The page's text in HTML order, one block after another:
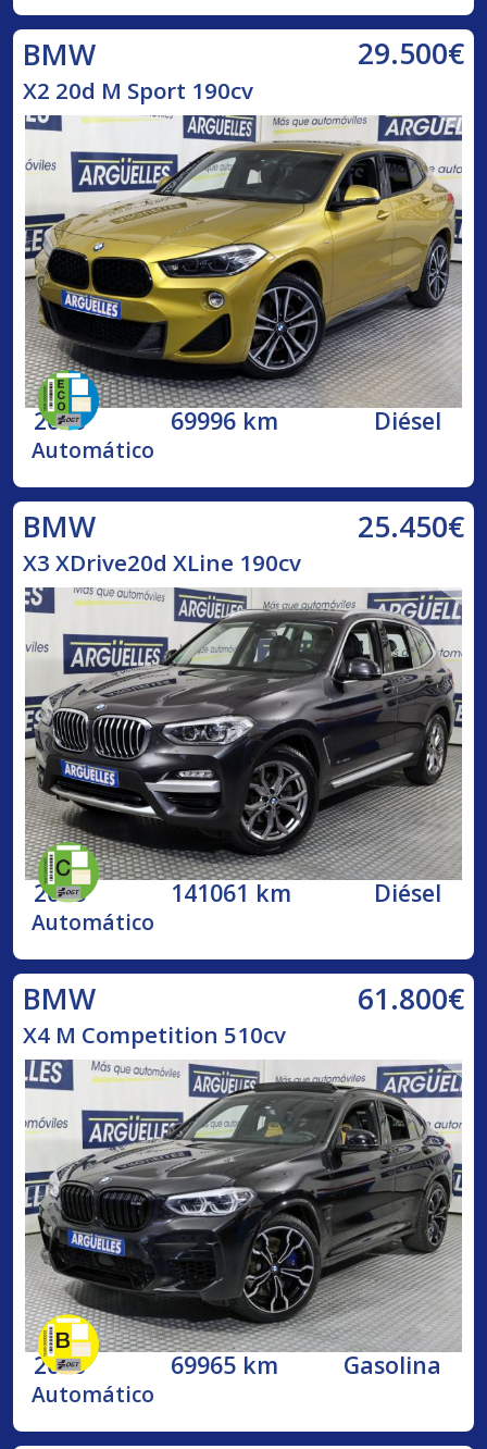
BMW 29.500€
X2 20d M Sport 190cv
2020 69996 km Diésel
Automático
BMW 25.450€
X3 XDrive20d XLine 190cv
2018 141061 km Diésel
Automático
BMW 61.800€
X4 M Competition 510cv
2020 69965 km Gasolina
Automático